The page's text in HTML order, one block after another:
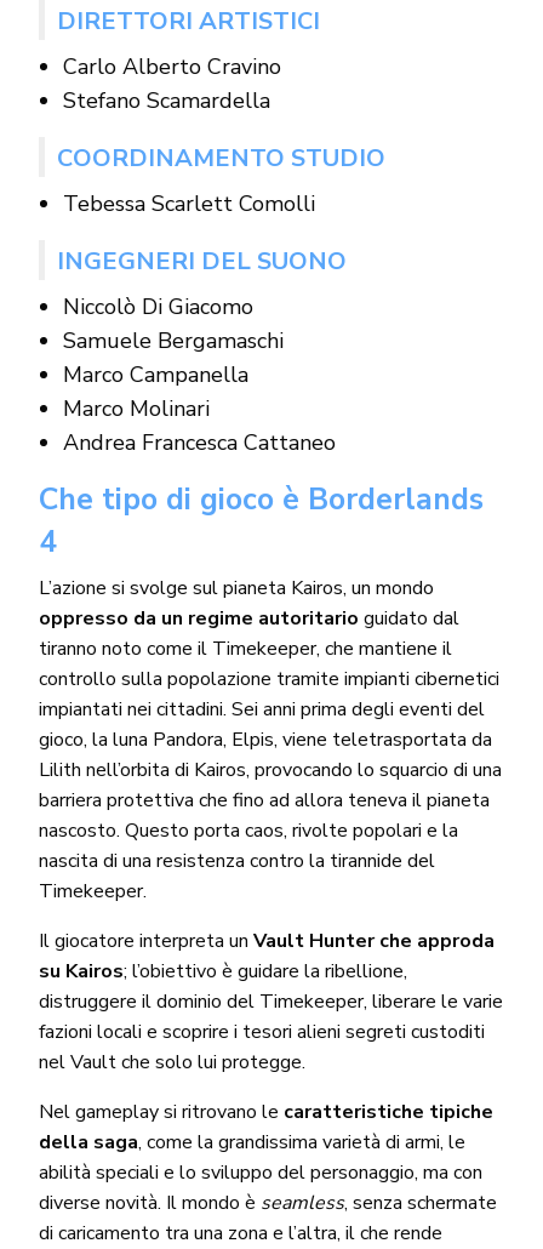
DIRETTORI ARTISTICI
Carlo Alberto Cravino
Stefano Scamardella
COORDINAMENTO STUDIO
Tebessa Scarlett Comolli
INGEGNERI DEL SUONO
Niccolò Di Giacomo
Samuele Bergamaschi
Marco Campanella
Marco Molinari
Andrea Francesca Cattaneo
Che tipo di gioco è Borderlands
4
L’azione si svolge sul pianeta Kairos, un mondo
oppresso da un regime autoritario guidato dal
tiranno noto come il Timekeeper, che mantiene il
controllo sulla popolazione tramite impianti cibernetici
impiantati nei cittadini. Sei anni prima degli eventi del
gioco, la luna Pandora, Elpis, viene teletrasportata da
Lilith nell’orbita di Kairos, provocando lo squarcio di una
barriera protettiva che fino ad allora teneva il pianeta
nascosto. Questo porta caos, rivolte popolari e la
nascita di una resistenza contro la tirannide del
Timekeeper.
Il giocatore interpreta unVault Hunter che approda
su Kairos; l’obiettivo è guidare la ribellione,
distruggere il dominio del Timekeeper, liberare le varie
fazioni locali e scoprire i tesori alieni segreti custoditi
nel Vault che solo lui protegge.
Nel gameplay si ritrovano le caratteristiche tipiche
della saga, come la grandissima varietà di armi, le
abilità speciali e lo sviluppo del personaggio, ma con
diverse novità. Il mondo è seamless, senza schermate
di caricamento tra una zona e l’altra, il che rende